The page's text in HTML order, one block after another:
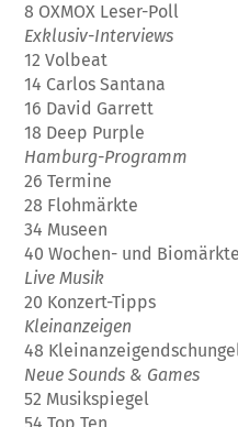
8 OXMOX Leser-Poll
Exklusiv-Interviews
12 Volbeat
14 Carlos Santana
16 David Garrett
18 Deep Purple
Hamburg-Programm
26 Termine
28 Flohmärkte
34 Museen
40 Wochen- und Biomärkte
Live Musik
20 Konzert-Tipps
Kleinanzeigen
48
Neue Sounds & Games
52 Musikspiegel